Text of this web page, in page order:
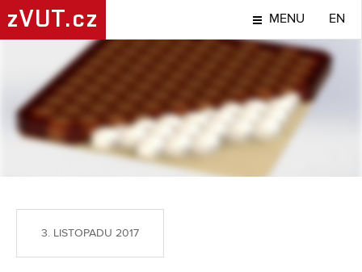
zVUT.cz MENU EN
NÁPADY A OBJEVY
3. LISTOPADU 2017